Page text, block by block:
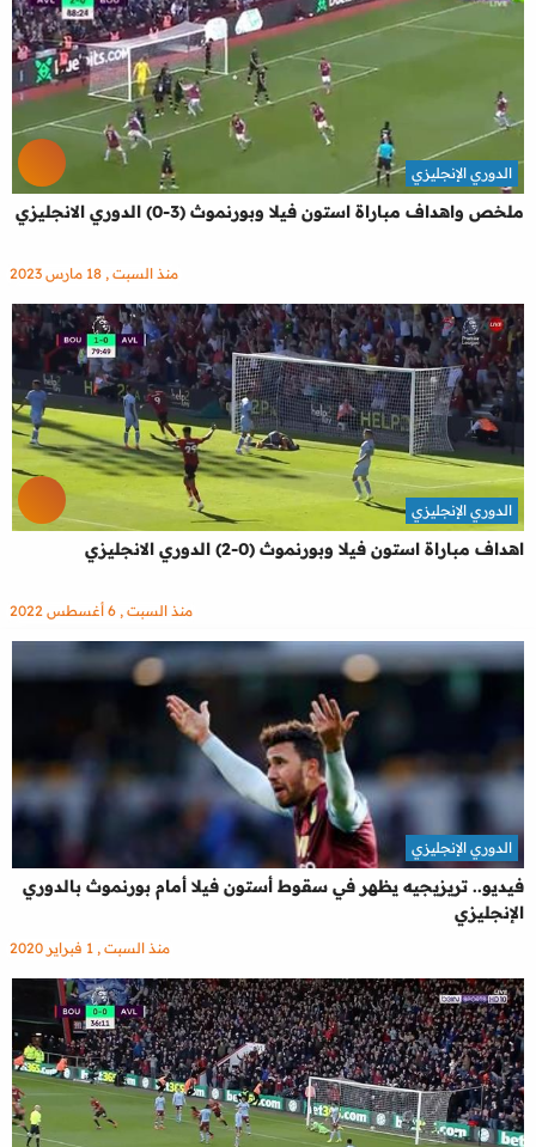
ملخص واهداف مباراة استون فيلا وبورنموث (3-0) الدوري الانجليزي
الدوري الإنجليزي
منذ السبت , 18 مارس 2023
اهداف مباراة استون فيلا وبورنموث (0-2) الدوري الانجليزي
الدوري الإنجليزي
منذ السبت , 6 أغسطس 2022
فيديو.. تريزيجيه يظهر في سقوط أستون فيلا أمام بورنموث بالدوري
الإنجليزي
الدوري الإنجليزي
منذ السبت , 1 فبراير 2020